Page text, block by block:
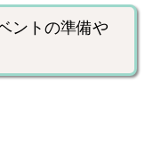
ントの準備や